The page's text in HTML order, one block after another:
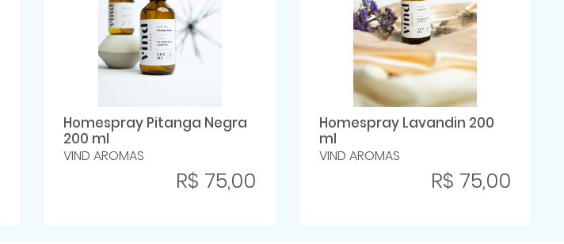
Homespray Pitanga Negra
200 ml
VIND AROMAS
R$ 75,00
Homespray Lavandin 200
ml
VIND AROMAS
R$ 75,00